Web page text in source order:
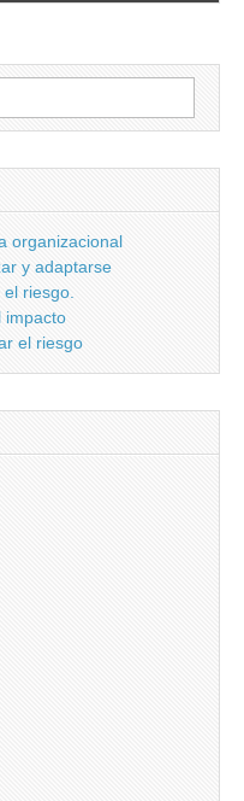
organizacional
y adaptarse
riesgo.
impacto
el riesgo